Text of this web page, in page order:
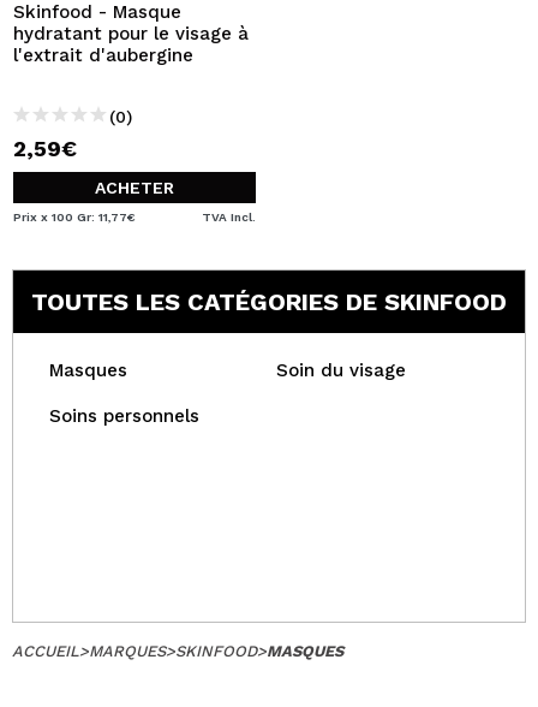
Skinfood - Masque
hydratant pour le visage à
l'extrait d'aubergine
(0)
2,59€
ACHETER
Prix x 100 Gr: 11,77€ TVA Incl.
TOUTES LES CATÉGORIES DE SKINFOOD
Masques Soin du visage
Soins personnels
ACCUEIL>MARQUES>SKINFOOD>MASQUES